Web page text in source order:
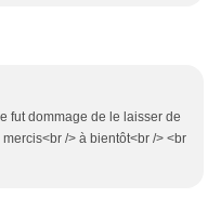
fut dommage de le laisser de
/> à bientôt<br /> <br